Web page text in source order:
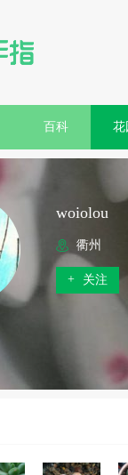
百科 花
woiolou
衢州
+ 关注